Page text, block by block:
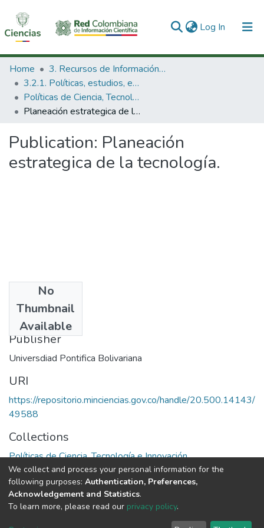
Log In (current)
Communities & Collections
All of DSpace
Statistics
Home
3. Recursos de Información Científica y Tecnológica
3.2.1. Políticas, estudios, evaluaciones e indicadores de CTeI
Políticas de Ciencia, Tecnología e Innovación
Planeación estrategica de la tecnología.
Publication: Planeación
estrategica de la tecnología.
No
Thumbnail
Available
1993
Publisher
Universdiad Pontifica Bolivariana
URI
https://repositorio.minciencias.gov.co/handle/20.500.14143/
49588
Collections
Políticas de Ciencia, Tecnología e Innovación
Full item page
DSpace software copyright © 2002-2026
We collect and process your personal information for the
following purposes: Authentication, Preferences,
Acknowledgement and Statistics.
To learn more, please read our privacy policy.